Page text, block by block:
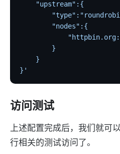
    "upstream":{
        "nodes":{
        }
    }
}'
访问测试
上述配置完成后，我们就可
行相关的测试访问了。